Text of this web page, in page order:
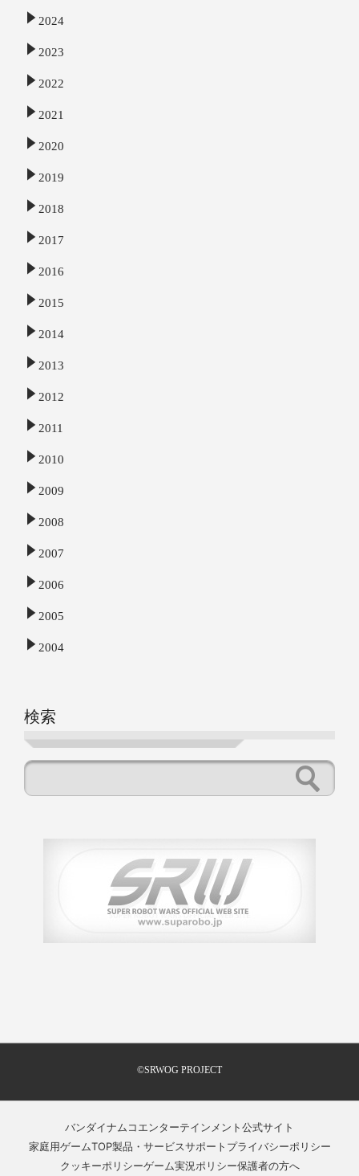
2024
2023
2022
2021
2020
2019
2018
2017
2016
2015
2014
2013
2012
2011
2010
2009
2008
2007
2006
2005
2004
検索
©SRWOG PROJECT
バンダイナムコエンターテインメント公式サイト
家庭用ゲームTOP製品・サービスサポート プライバシーポリシー
クッキーポリシーゲーム実況ポリシー保護者の方へ